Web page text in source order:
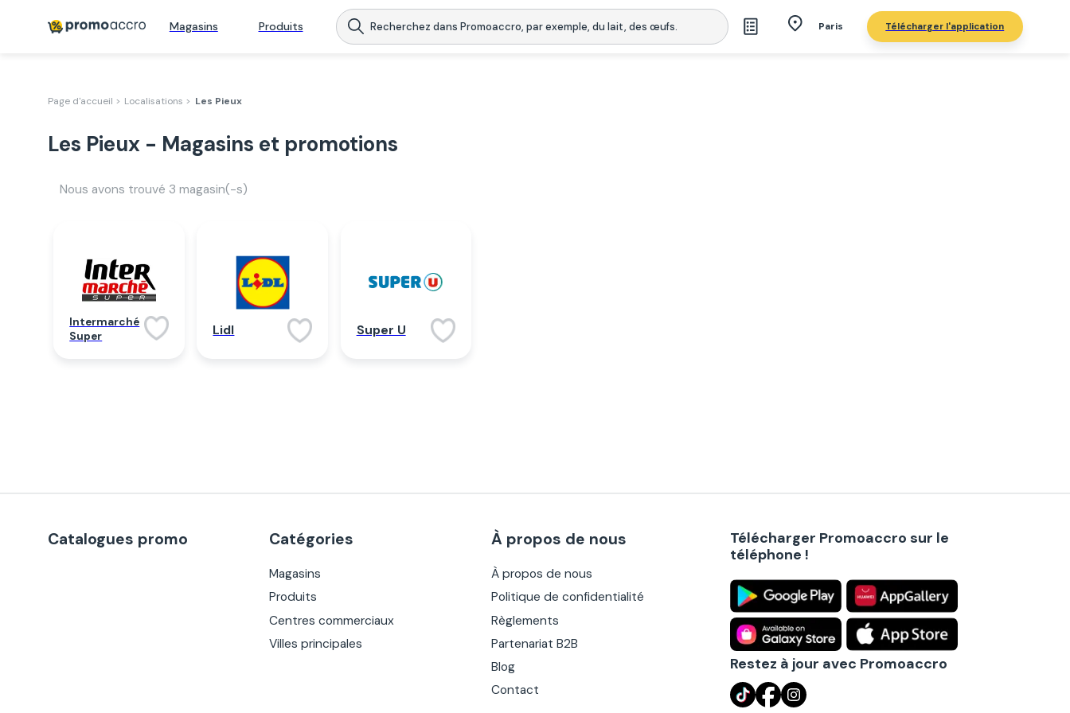
Magasins Produits Paris Télécharger l'application
Page d'accueil > Localisations > Les Pieux
Les Pieux - Magasins et promotions
Nous avons trouvé 3 magasin(-s)
Intermarché
Super
Lidl Super U
Catalogues promo Catégories
Magasins
Produits
Centres commerciaux
Villes principales
À propos de nous
À propos de nous
Politique de confidentialité
Règlements
Partenariat B2B
Blog
Contact
Télécharger Promoaccro sur le
téléphone !
Restez à jour avec Promoaccro